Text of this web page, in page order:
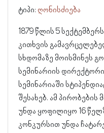
ტიპი: ღონისძიება
1879 წლის 5
კითხვის
სხდომაზე მოისმინეს
სემინარიის
სემინარიაში
შესახებ. ამ პირობების
უნდა ყოფილიყო 16
კონკურსით უნდა